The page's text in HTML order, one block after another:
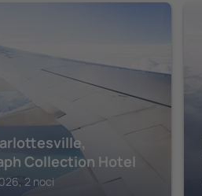
Collection Hotel
2 noci